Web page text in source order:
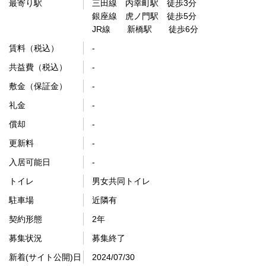
最寄り駅
三田線 内幸町駅 徒歩3分
銀座線 虎ノ門駅 徒歩5分
JR線 新橋駅 徒歩6分
賃料（税込）
-
共益費（税込）
-
敷金（保証金）
-
礼金
-
償却
-
更新料
-
入居可能日
-
トイレ
男女共同トイレ
駐車場
近隣有
契約形態
2年
募集状況
募集終了
新着(サイト公開)日
2024/07/30